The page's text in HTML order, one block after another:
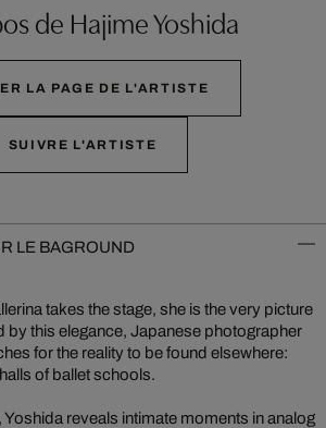
de Hajime Yoshida
LA PAGE DE L'ARTISTE
SUIVRE L'ARTISTE
LE BAGROUND
takes the stage, she is the very picture
by this elegance, Japanese photographer
for the reality to be found elsewhere:
of ballet schools.
Yoshida reveals intimate moments in analog